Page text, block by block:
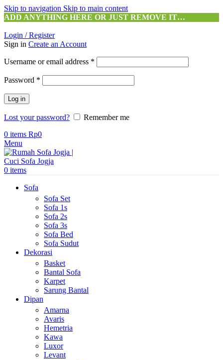
Skip to navigation Skip to main content
ADD ANYTHING HERE OR JUST REMOVE IT…
Login / Register
Sign in Create an Account
Username or email address *
Password *
Log in
Lost your password?
Remember me
0 items Rp0
Menu
0 items
Sofa
Sofa Set
Sofa 1s
Sofa 2s
Sofa 3s
Sofa Bed
Sofa Sudut
Dekorasi
Basket
Bantal Sofa
Karpet
Sarung Bantal
Dipan
Amarna
Avaris
Hemetria
Kawa
Luxor
Levant